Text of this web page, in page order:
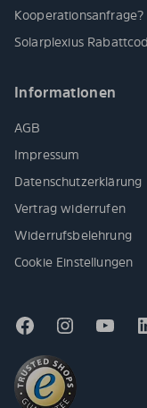
Kooperationsanfrage?
Solarplexius
Informationen
AGB
Impressum
Datenschutzerklärung
Vertrag widerrufen
Widerrufsbelehrung
Cookie Einstellungen